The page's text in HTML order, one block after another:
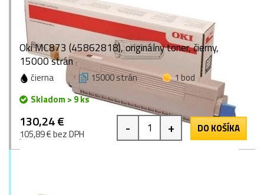
Oki MC873 (45862818), originálny toner, čierny,
15000 strán
čierna 15000 strán
1 bod
Skladom > 9 ks
130,24 €
105,89 € bez DPH - + DO KOŠÍKA